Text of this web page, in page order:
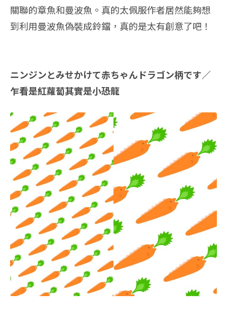
關聯的章魚和曼波魚。真的太佩服作者居然能夠想
到利用曼波魚偽裝成鈴鐺，真的是太有創意了吧！
ニンジンとみせかけて赤ちゃんドラゴン柄です／
乍看是紅蘿蔔其實是小恐龍